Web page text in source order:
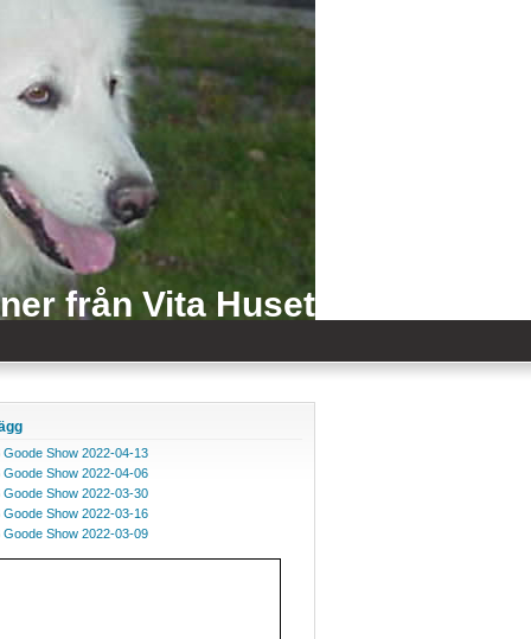
från Vita Huset
Goode Show 2022-04-13
Goode Show 2022-04-06
Goode Show 2022-03-30
Goode Show 2022-03-16
Goode Show 2022-03-09